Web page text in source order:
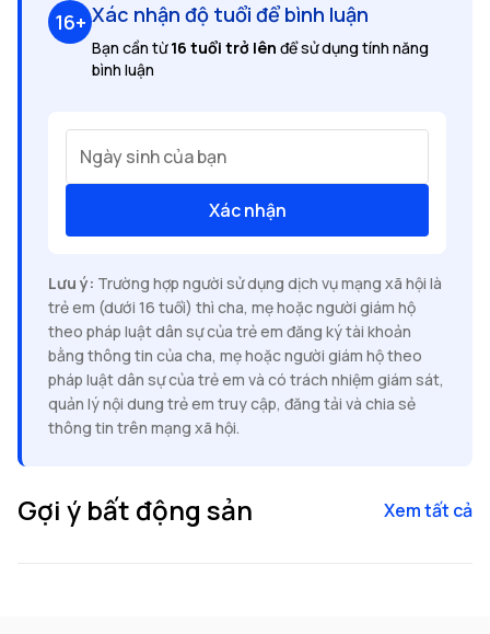
16+ Xác nhận độ tuổi để bình luận
Bạn cần từ16 tuổi trở lên để sử dụng tính năng
bình luận
Ngày sinh của bạn
Xác nhận
Lưu ý: Trường hợp người sử dụng dịch vụ mạng xã hội là
trẻ em (dưới 16 tuổi) thì cha, mẹ hoặc người giám hộ
theo pháp luật dân sự của trẻ em đăng ký tài khoản
bằng thông tin của cha, mẹ hoặc người giám hộ theo
pháp luật dân sự của trẻ em và có trách nhiệm giám sát,
quản lý nội dung trẻ em truy cập, đăng tải và chia sẻ
thông tin trên mạng xã hội.
Gợi ý bất động sản Xem tất cả